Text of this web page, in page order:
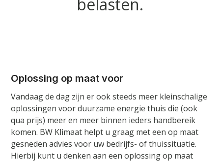
belasten.
Oplossing op maat voor
Vandaag de dag zijn er ook steeds meer kleinschalige
oplossingen voor duurzame energie thuis die (ook
qua prijs) meer en meer binnen ieders handbereik
komen. BW Klimaat helpt u graag met een op maat
gesneden advies voor uw bedrijfs- of thuissituatie.
Hierbij kunt u denken aan een oplossing op maat